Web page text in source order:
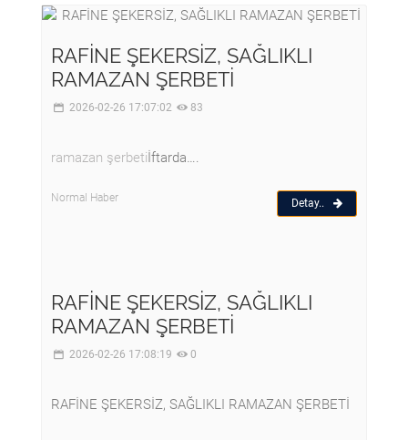
RAFİNE ŞEKERSİZ, SAĞLIKLI
RAMAZAN ŞERBETİ
2026-02-26 17:07:02 83
ramazan şerbetiİftarda….
Normal Haber Detay..
RAFİNE ŞEKERSİZ, SAĞLIKLI
RAMAZAN ŞERBETİ
2026-02-26 17:08:19 0
RAFİNE ŞEKERSİZ, SAĞLIKLI RAMAZAN ŞERBETİ